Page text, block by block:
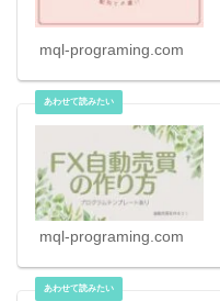
mql-programing.com
mql-programing.com